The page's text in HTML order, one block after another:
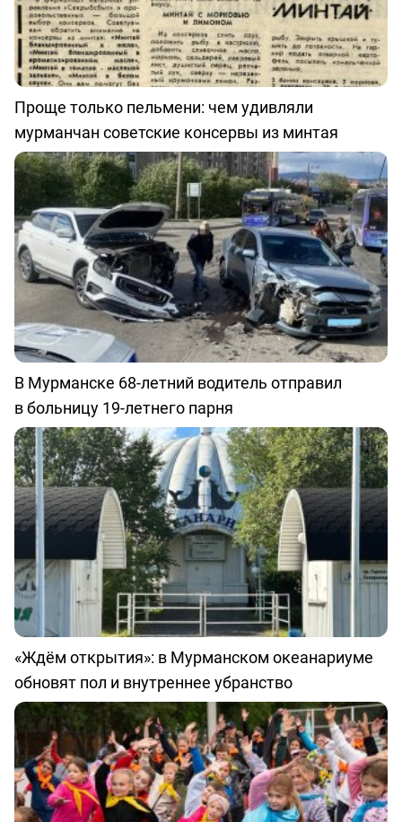
Проще только пельмени: чем удивляли
мурманчан советские консервы из минтая
В Мурманске 68-летний водитель отправил
в больницу 19-летнего парня
«Ждём открытия»: в Мурманском океанариуме
обновят пол и внутреннее убранство